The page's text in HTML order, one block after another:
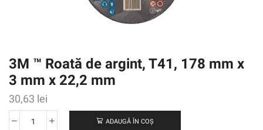
3M ™ Roată de argint, T41, 178 mm x
3 mm x 22,2 mm
30,63 lei
Cantitate
ADAUGĂ ÎN COȘ